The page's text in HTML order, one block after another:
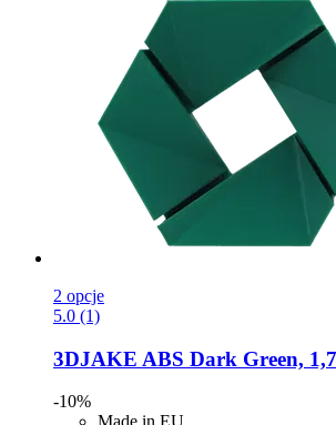
2 opcje
5.0 (1)
3DJAKE ABS Dark Green,
-10%